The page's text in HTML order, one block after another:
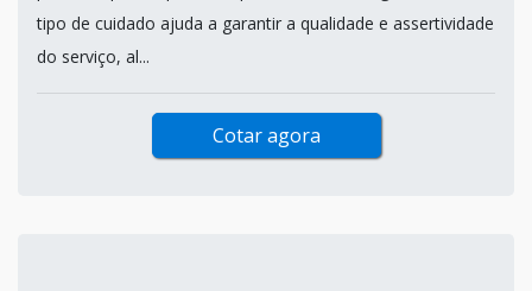
tipo de cuidado ajuda a garantir a qualidade e assertividade
do serviço, al...
Cotar agora